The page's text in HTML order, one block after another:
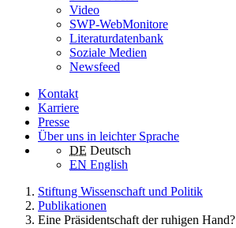
Video
SWP-WebMonitore
Literaturdatenbank
Soziale Medien
Newsfeed
Kontakt
Karriere
Presse
Über uns in leichter Sprache
DE Deutsch
EN English
Stiftung Wissenschaft und Politik
Publikationen
Eine Präsidentschaft der ruhigen Hand?